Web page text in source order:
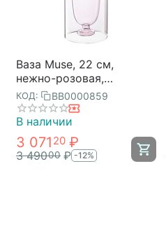
Ваза Muse, 22 см,
нежно-розовая,
Bergenson Bjorn
КОД: BB0000859
В наличии
3 071 20 ₽
3 49000 ₽ -12%